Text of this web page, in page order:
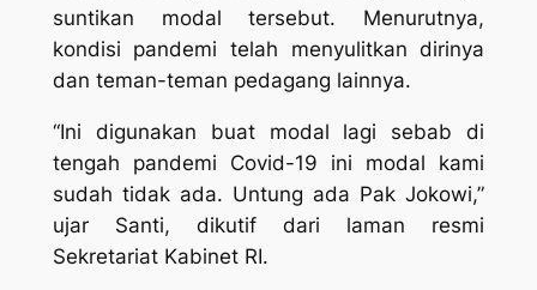
suntikan modal tersebut. Menurutnya,
kondisi pandemi telah menyulitkan dirinya
dan teman-teman pedagang lainnya.
“Ini digunakan buat modal lagi sebab di
tengah pandemi Covid-19 ini modal kami
sudah tidak ada. Untung ada Pak Jokowi,”
ujar Santi, dikutif dari laman resmi
Sekretariat Kabinet RI.